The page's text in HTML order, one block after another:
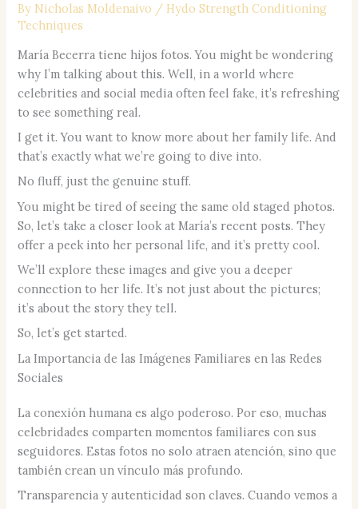
By Nicholas Moldenaivo / Hydo Strength Conditioning
Techniques
María Becerra tiene hijos fotos. You might be wondering
why I’m talking about this. Well, in a world where
celebrities and social media often feel fake, it’s refreshing
to see something real.
I get it. You want to know more about her family life. And
that’s exactly what we’re going to dive into.
No fluff, just the genuine stuff.
You might be tired of seeing the same old staged photos.
So, let’s take a closer look at María’s recent posts. They
offer a peek into her personal life, and it’s pretty cool.
We’ll explore these images and give you a deeper
connection to her life. It’s not just about the pictures;
it’s about the story they tell.
So, let’s get started.
La Importancia de las Imágenes Familiares en las Redes
Sociales
La conexión humana es algo poderoso. Por eso, muchas
celebridades comparten momentos familiares con sus
seguidores. Estas fotos no solo atraen atención, sino que
también crean un vínculo más profundo.
Transparencia y autenticidad son claves. Cuando vemos a